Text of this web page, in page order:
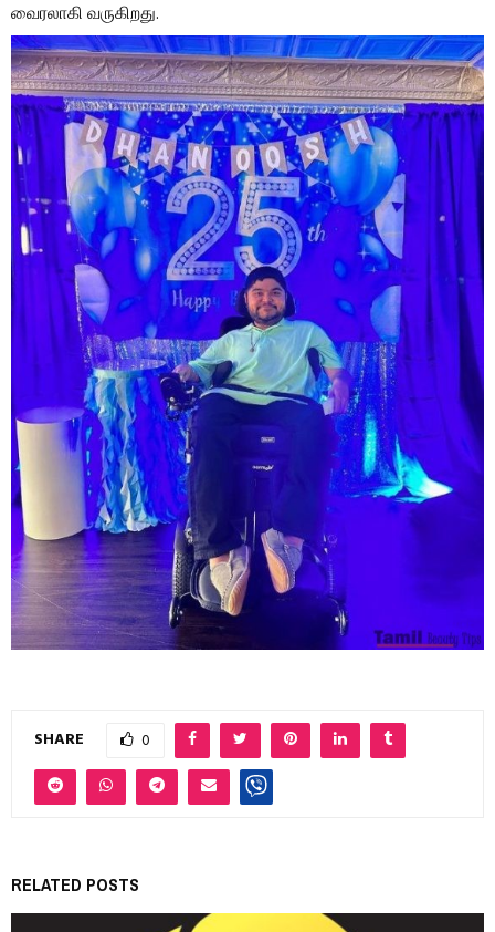
வைரலாகி வருகிறது.
SHARE 0
RELATED POSTS